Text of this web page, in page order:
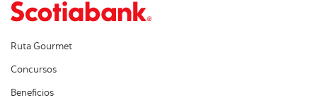
Ruta Gourmet
Concursos
Beneficios